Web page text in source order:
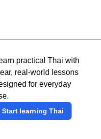
practical Thai with
real-world lessons
for everyday
Start learning Thai